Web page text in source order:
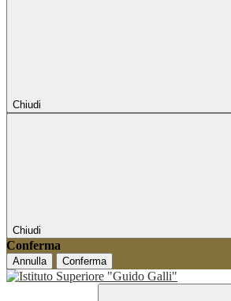
Chiudi
Chiudi
Conferma
Annulla Conferma